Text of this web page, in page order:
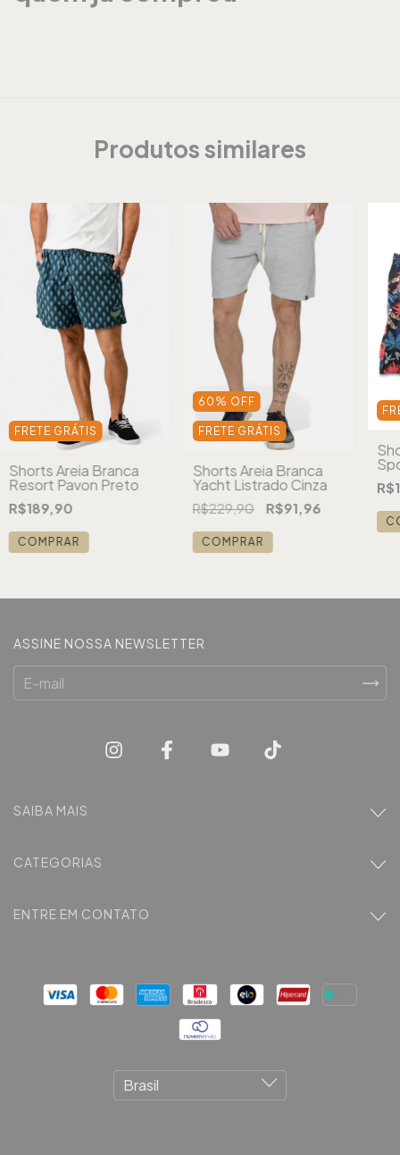
Produtos similares
FRETE GRÁTIS
Shorts Areia Branca
Resort Pavon Preto
R$189,90
COMPRAR
60 % OFF
FRETE GRÁTIS
Shorts Areia Branca
Yacht Listrado Cinza
R$229,90 R$91,96
COMPRAR
ASSINE NOSSA NEWSLETTER
SAIBA MAIS
CATEGORIAS
ENTRE EM CONTATO